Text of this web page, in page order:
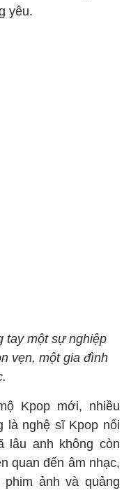
yêu.
tay một sự nghiệp
vẹn, một gia đình
Kpop mới, nhiều
là nghệ sĩ Kpop nổi
lâu anh không còn
quan đến âm nhạc,
ảnh và quảng